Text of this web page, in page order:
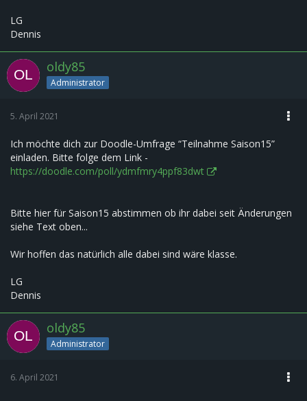
LG
Dennis
oldy85
Administrator
5. April 2021
Ich möchte dich zur Doodle-Umfrage “Teilnahme Saison15”
einladen. Bitte folge dem Link -
https://doodle.com/poll/ydmfmry4ppf83dwt
Bitte hier für Saison15 abstimmen ob ihr dabei seit Änderungen
siehe Text oben...
Wir hoffen das natürlich alle dabei sind wäre klasse.
LG
Dennis
oldy85
Administrator
6. April 2021